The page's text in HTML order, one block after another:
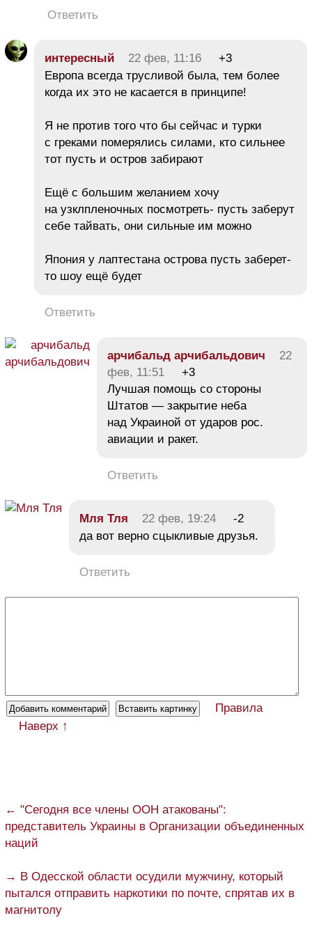
Ответить
интересный 22 фев, 11:16
+3
Европа всегда трусливой была, тем более
когда их это не касается в принципе!
Я не против того что бы сейчас и турки
с греками померялись силами, кто сильнее
тот пусть и остров забирают
Ещё с большим желанием хочу
на узклпленочных посмотреть- пусть заберут
себе тайвать, они сильные им можно
Япония у лаптестана острова пусть заберет-
то шоу ещё будет
Ответить
арчибальд арчибальдович
22
фев, 11:51
+3
Лучшая помощь со стороны
Штатов — закрытие неба
над Украиной от ударов рос.
авиации и ракет.
Ответить
Мля Тля 22 фев, 19:24
-2
да вот верно сцыкливые друзья.
Ответить
Правила
Наверх ↑
← "Сегодня все члены ООН атакованы":
представитель Украины в Организации объединенных
наций
→ В Одесской области осудили мужчину, который
пытался отправить наркотики по почте, спрятав их в
магнитолу